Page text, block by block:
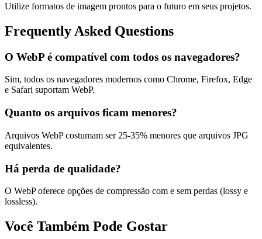
Utilize formatos de imagem prontos para o futuro em seus projetos.
Frequently Asked Questions
O WebP é compatível com todos os navegadores?
Sim, todos os navegadores modernos como Chrome, Firefox, Edge
e Safari suportam WebP.
Quanto os arquivos ficam menores?
Arquivos WebP costumam ser 25-35% menores que arquivos JPG
equivalentes.
Há perda de qualidade?
O WebP oferece opções de compressão com e sem perdas (lossy e
lossless).
Você Também Pode Gostar